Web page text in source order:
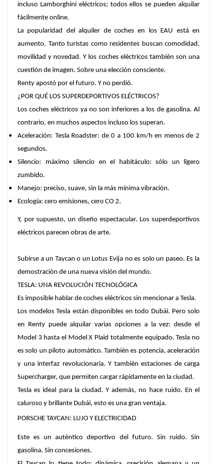
incluso Lamborghini eléctricos; todos ellos se pueden alquilar
fácilmente online.
La popularidad del alquiler de coches en los EAU está en
aumento. Tanto turistas como residentes buscan comodidad,
movilidad y novedad. Y los coches eléctricos también son una
cuestión de imagen. Sobre una elección consciente.
Renty apostó por el futuro. Y no perdió.
¿POR QUÉ LOS SUPERDEPORTIVOS ELÉCTRICOS?
Los coches eléctricos ya no son inferiores a los de gasolina. Al
contrario, en muchos aspectos incluso los superan.
Aceleración: Tesla Roadster: de 0 a 100 km/h en menos de 2
segundos.
Silencio: máximo silencio en el habitáculo: sólo un ligero
zumbido.
Manejo: preciso, suave, sin la más mínima vibración.
Ecología: cero emisiones, cero CO 2.
Y, por supuesto, un diseño espectacular. Los superdeportivos
eléctricos parecen obras de arte.
Subirse a un Taycan o un Lotus Evija no es solo un paseo. Es la
demostración de una nueva visión del mundo.
TESLA: UNA REVOLUCIÓN TECNOLÓGICA
Es imposible hablar de coches eléctricos sin mencionar a Tesla.
Los modelos Tesla están disponibles en todo Dubái. Pero solo
en Renty puede alquilar varias opciones a la vez: desde el
Model 3 hasta el Model X Plaid totalmente equipado. Tesla no
es solo un piloto automático. También es potencia, aceleración
y una interfaz revolucionaria. Y también estaciones de carga
Supercharger, que permiten cargar rápidamente en la ciudad.
Tesla es ideal para la ciudad. Y además, no hace ruido. En el
caluroso y brillante Dubái, esto es una gran ventaja.
PORSCHE TAYCAN: LUJO Y ELECTRICIDAD
Este es un auténtico deportivo del futuro. Sin ruido. Sin
gasolina. Sin concesiones.